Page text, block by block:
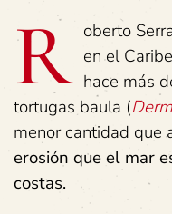
R oberto
en el
hace más
tortugas baula (
menor cantidad que
erosión que el mar
costas.